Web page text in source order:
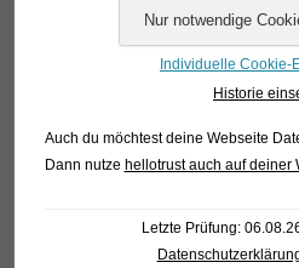
Individuelle Cookie-
Historie
Auch du möchtest deine Webseite
Dann nutze hellotrust auch auf deiner
Letzte Prüfung: